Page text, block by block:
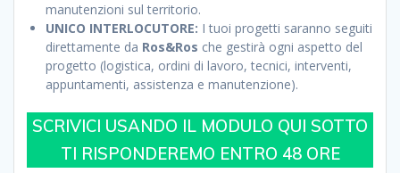
manutenzioni sul territorio.
UNICO INTERLOCUTORE: I tuoi progetti saranno seguiti
direttamente da Ros&Ros che gestirà ogni aspetto del
progetto (logistica, ordini di lavoro, tecnici, interventi,
appuntamenti, assistenza e manutenzione).
SCRIVICI USANDO IL MODULO QUI SOTTO
TI RISPONDEREMO ENTRO 48 ORE